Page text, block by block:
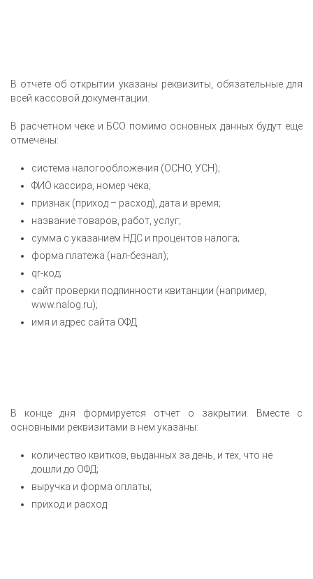
В отчете об открытии указаны реквизиты, обязательные для
всей кассовой документации.
В расчетном чеке и БСО помимо основных данных будут еще
отмечены:
система налогообложения (ОСНО, УСН);
ФИО кассира, номер чека;
признак (приход – расход), дата и время;
название товаров, работ, услуг;
сумма с указанием НДС и процентов налога;
форма платежа (нал-безнал);
qr-код;
сайт проверки подлинности квитанции (например,
www.nalog.ru);
имя и адрес сайта ОФД.
В конце дня формируется отчет о закрытии. Вместе с
основными реквизитами в нем указаны:
количество квитков, выданных за день, и тех, что не
дошли до ОФД;
выручка и форма оплаты;
приход и расход.